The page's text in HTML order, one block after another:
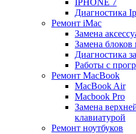
IPHONE 7
Диагностика
Ремонт iMac
Замена
Замена блоков
Диагностика
Работы с
Ремонт MacBook
MacBook Air
Macbook Pro
Замена
клавиатурой
Ремонт ноутбуков